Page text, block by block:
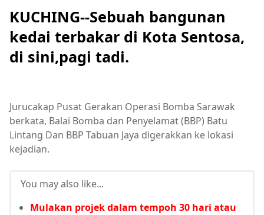
KUCHING--Sebuah bangunan
kedai terbakar di Kota Sentosa,
di sini,pagi tadi.
Jurucakap Pusat Gerakan Operasi Bomba Sarawak
berkata, Balai Bomba dan Penyelamat (BBP) Batu
Lintang Dan BBP Tabuan Jaya digerakkan ke lokasi
kejadian.
You may also like...
Mulakan projek dalam tempoh 30 hari atau